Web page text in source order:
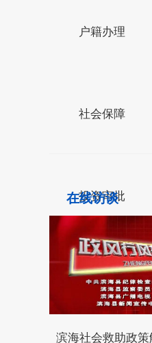
户籍办理
社会保障
投资审批
在线访谈
滨海社会救助政策